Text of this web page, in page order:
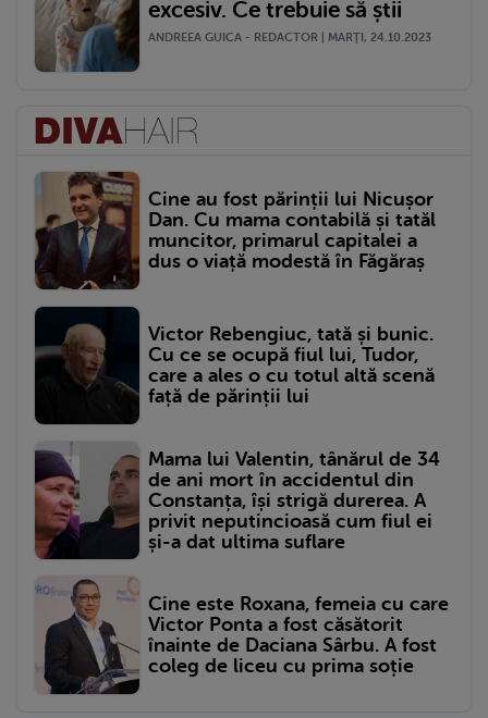
excesiv. Ce trebuie să știi
ANDREEA GUICA - REDACTOR | MARŢI, 24.10.2023
Cine au fost părinții lui Nicușor
Dan. Cu mama contabilă și tatăl
muncitor, primarul capitalei a
dus o viață modestă în Făgăraș
Victor Rebengiuc, tată și bunic.
Cu ce se ocupă fiul lui, Tudor,
care a ales o cu totul altă scenă
față de părinții lui
Mama lui Valentin, tânărul de 34
de ani mort în accidentul din
Constanța, își strigă durerea. A
privit neputincioasă cum fiul ei
și-a dat ultima suflare
Cine este Roxana, femeia cu care
Victor Ponta a fost căsătorit
înainte de Daciana Sârbu. A fost
coleg de liceu cu prima soție